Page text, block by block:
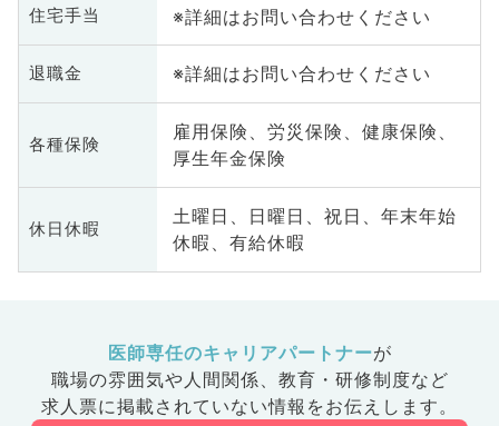
住宅手当 ※詳細はお問い合わせください
退職金 ※詳細はお問い合わせください
各種保険
雇用保険、労災保険、健康保険、
厚生年金保険
休日休暇
土曜日、日曜日、祝日、年末年始
休暇、有給休暇
医師専任のキャリアパートナーが
職場の雰囲気や人間関係、 教育・研修制度など
求人票に掲載されていない情報をお伝えします。